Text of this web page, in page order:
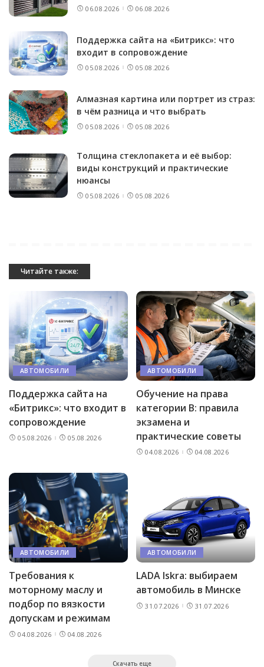
06.08.2026 06.08.2026
Поддержка сайта на «Битрикс»: что
входит в сопровождение
05.08.2026 05.08.2026
Алмазная картина или портрет из страз:
в чём разница и что выбрать
05.08.2026 05.08.2026
Толщина стеклопакета и её выбор:
виды конструкций и практические
нюансы
05.08.2026 05.08.2026
Читайте также:
АВТОМОБИЛИ
Поддержка сайта на
«Битрикс»: что входит в
сопровождение
05.08.2026 05.08.2026
АВТОМОБИЛИ
Обучение на права
категории B: правила
экзамена и
практические советы
04.08.2026 04.08.2026
АВТОМОБИЛИ
Требования к
моторному маслу и
подбор по вязкости
допускам и режимам
04.08.2026 04.08.2026
АВТОМОБИЛИ
LADA Iskra: выбираем
автомобиль в Минске
31.07.2026 31.07.2026
Скачать еще